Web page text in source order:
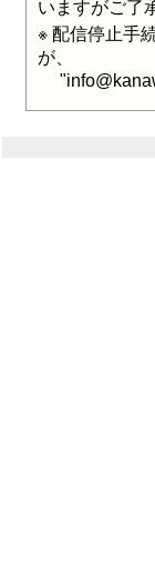
いますがご了
※ 配信停止手
が、